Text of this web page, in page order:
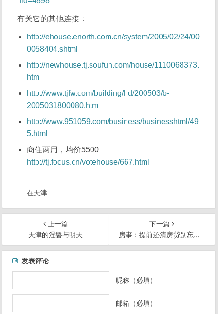
有关它的其他连接：
http://ehouse.enorth.com.cn/system/2005/02/24/00
0058404.shtml
http://newhouse.tj.soufun.com/house/1110068373.
htm
http://www.tjfw.com/building/hd/200503/b-
2005031800080.htm
http://www.951059.com/business/businesshtml/49
5.html
商住两用，均价5500
http://tj.focus.cn/votehouse/667.html
在天津
上一篇
天津的涅磐与明天
下一篇
房事：提前还清房贷别忘退保退税？
发表评论
昵称（必填）
邮箱（必填）